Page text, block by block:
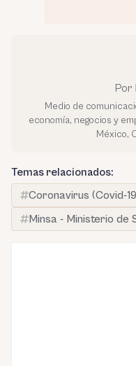
Por
Medio de
economía, negocios y
México,
Temas relacionados:
Coronavirus (Covid-
Minsa - Ministerio de